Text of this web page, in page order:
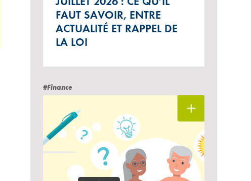
FAUT SAVOIR, ENTRE
ACTUALITÉ ET RAPPEL DE
LA LOI
#Finance